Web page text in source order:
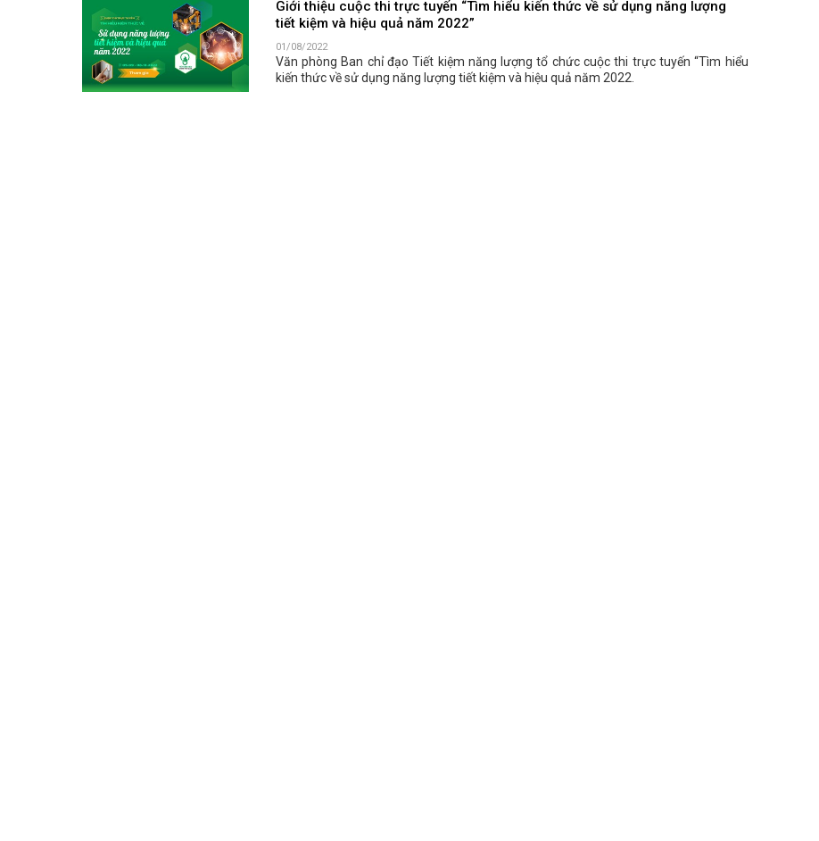
Giới thiệu cuộc thi trực tuyến “Tìm hiểu kiến thức về sử dụng năng lượng
tiết kiệm và hiệu quả năm 2022”
01/08/2022
Văn phòng Ban chỉ đạo Tiết kiệm năng lượng tổ chức cuộc thi trực tuyến “Tìm hiểu
kiến thức về sử dụng năng lượng tiết kiệm và hiệu quả năm 2022.